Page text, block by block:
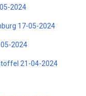
2024
17-05-2024
2024
21-04-2024